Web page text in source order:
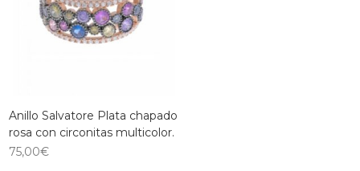
Anillo Salvatore Plata chapado
rosa con circonitas multicolor.
75,00€